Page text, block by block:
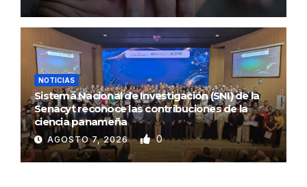
NOTICIAS
Sistema Nacional de Investigación (SNI) de la
Senacyt reconoce las contribuciones de la
ciencia panameña
AGOSTO 7, 2026 0